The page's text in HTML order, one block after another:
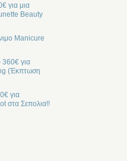
για μια
Beauty
Manicure
360€ για
(Έκπτωση
για
στα Σεπολια!!